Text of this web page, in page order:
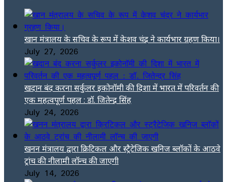
खान मंत्रालय के सचिव के रूप में केशव चंद्र ने कार्यभार ग्रहण किया।
July 27, 2026
खदान बंद करना सर्कुलर इकोनॉमी की दिशा में भारत में परिवर्तन की
एक महत्वपूर्ण पहल : डॉ. जितेन्द्र सिंह
July 24, 2026
खनन मंत्रालय द्वारा क्रिटिकल और स्ट्रैटेजिक खनिज ब्लॉकों के आठवे
ट्रांच की नीलामी लॉन्च की जाएगी
July 14, 2026